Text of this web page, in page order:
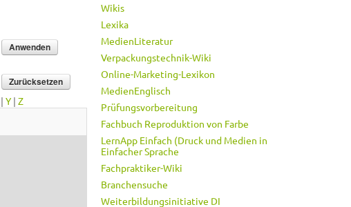
| Y | Z
Wikis
Lexika
MedienLiteratur
Verpackungstechnik-Wiki
Online-Marketing-Lexikon
MedienEnglisch
Prüfungsvorbereitung
Fachbuch Reproduktion von Farbe
LernApp Einfach (Druck und Medien in
Einfacher Sprache
Fachpraktiker-Wiki
Branchensuche
Weiterbildungsinitiative DI